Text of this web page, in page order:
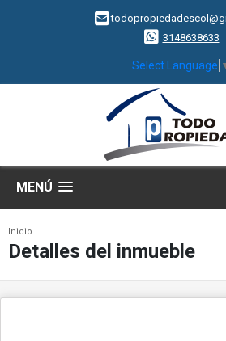
3148638633
Select Language
MENÚ
Inicio
Detalles del inmueble